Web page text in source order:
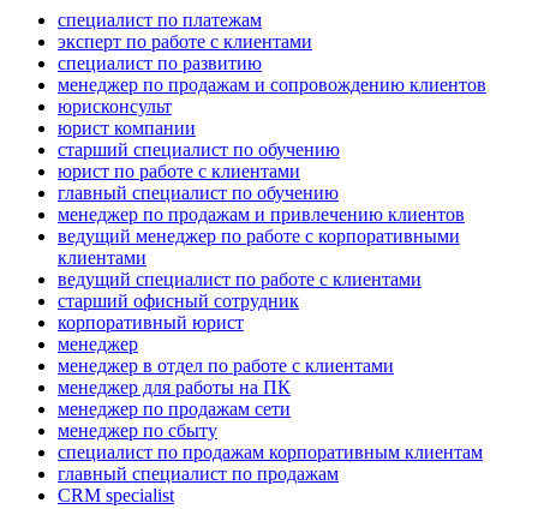
специалист по платежам
эксперт по работе с клиентами
специалист по развитию
менеджер по продажам и сопровождению клиентов
юрисконсульт
юрист компании
старший специалист по обучению
юрист по работе с клиентами
главный специалист по обучению
менеджер по продажам и привлечению клиентов
ведущий менеджер по работе с корпоративными
клиентами
ведущий специалист по работе с клиентами
старший офисный сотрудник
корпоративный юрист
менеджер
менеджер в отдел по работе с клиентами
менеджер для работы на ПК
менеджер по продажам сети
менеджер по сбыту
специалист по продажам корпоративным клиентам
главный специалист по продажам
CRM specialist